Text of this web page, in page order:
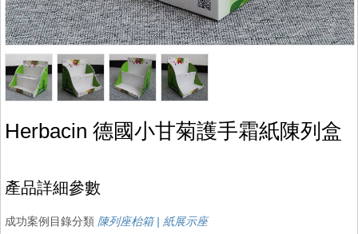
Herbacin 德國小甘菊護手霜紙陳列盒
產品詳細參數
成功案例目錄分類 陳列座枱箱 | 紙展示座